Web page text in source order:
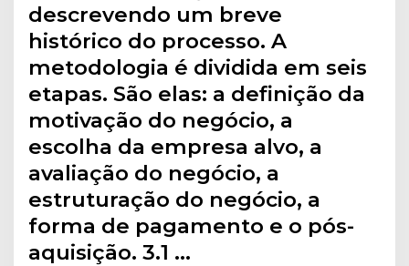
descrevendo um breve
histórico do processo. A
metodologia é dividida em seis
etapas. São elas: a definição da
motivação do negócio, a
escolha da empresa alvo, a
avaliação do negócio, a
estruturação do negócio, a
forma de pagamento e o pós-
aquisição. 3.1 …